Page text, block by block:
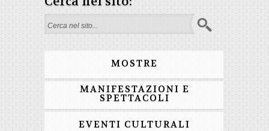
Form di ricerca
MOSTRE
MANIFESTAZIONI E
SPETTACOLI
EVENTI CULTURALI